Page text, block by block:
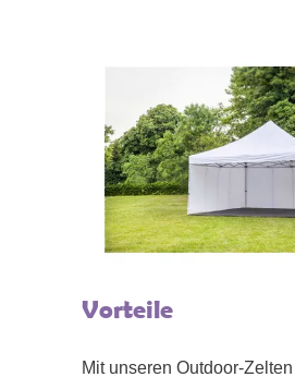
Vorteile
Mit unseren Outdoor-